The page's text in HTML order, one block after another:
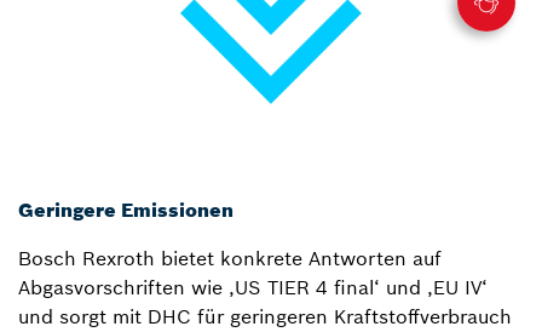
Geringere Emissionen
Bosch Rexroth bietet konkrete Antworten auf
Abgasvorschriften wie ‚US TIER 4 final‘ und ‚EU IV‘
und sorgt mit DHC für geringeren Kraftstoffverbrauch